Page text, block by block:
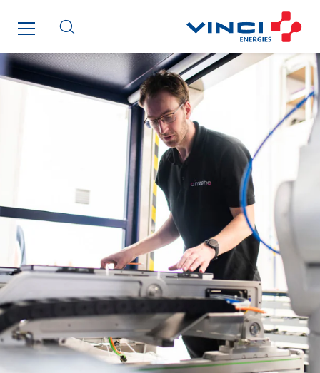
Inspa-Pumpenservice
ITB
Jean Graniou
Kellal Maintenance
L’entreprise Electrique
Le Froid Provençal
Lefort Francheteau
Lesens EREA
Lesot
Lucitea Atlantique
Maksmacht
Manei Lift
Masselin Fabrication
Masselin Grand Ouest
Merelec